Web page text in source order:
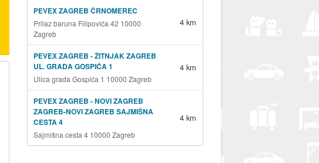
PEVEX ZAGREB ČRNOMEREC
Prilaz baruna Filipovića 42 10000
Zagreb
4 km
PEVEX ZAGREB - ŽITNJAK ZAGREB
UL. GRADA GOSPIĆA 1
Ulica grada Gospića 1 10000 Zagreb
4 km
PEVEX ZAGREB - NOVI ZAGREB
ZAGREB-NOVI ZAGREB SAJMIŠNA
CESTA 4
Sajmišna cesta 4 10000 Zagreb
4 km